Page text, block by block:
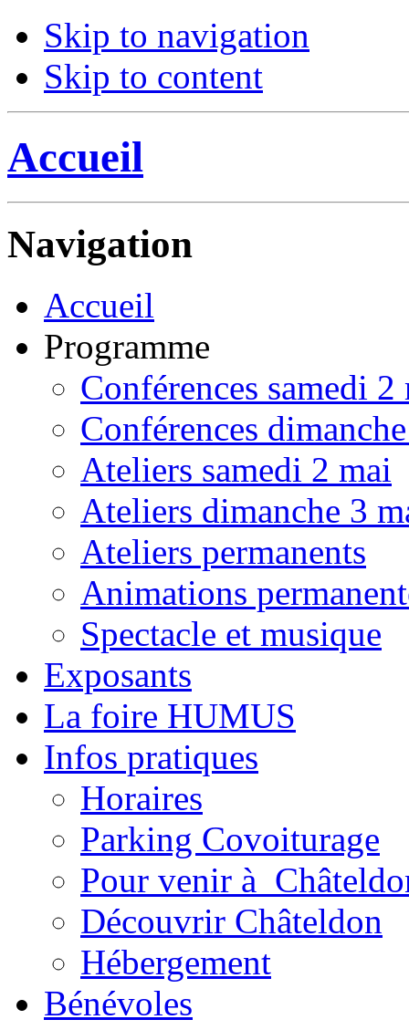
Skip to navigation
Skip to content
Accueil
Navigation
Accueil
Programme
Conférences samedi 2
Conférences
Ateliers samedi 2 mai
Ateliers dimanche 3
Ateliers permanents
Animations
Spectacle et musique
Exposants
La foire HUMUS
Infos pratiques
Horaires
Parking Covoiturage
Pour venir à
Découvrir Châteldon
Hébergement
Bénévoles